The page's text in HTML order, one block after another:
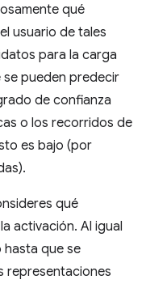
qué
usuario de tales
para la carga
se pueden predecir
de confianza
o los recorridos de
es bajo (por
qué
activación. Al igual
que se
representaciones